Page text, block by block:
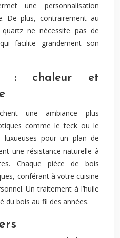
une personnalisation
De plus, contrairement au
ne nécessite pas de
facilite grandement son
: chaleur et
une ambiance plus
comme le teck ou le
pour un plan de
une résistance naturelle à
Chaque pièce de bois
conférant à votre cuisine
Un traitement à l’huile
du bois au fil des années.